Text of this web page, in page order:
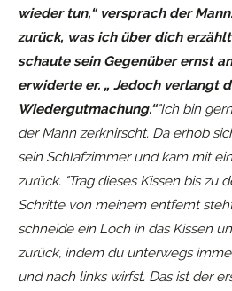
wieder tun,“ versprach der
zurück, was ich über dich
schaute sein Gegenüber ernst
erwiderte er. „ Jedoch verlangt
Wiedergutmachung.“"Ich bin
der Mann zerknirscht. Da erhob
sein Schlafzimmer und kam mit
zurück. "Trag dieses Kissen bis zu
Schritte von meinem entfernt
schneide ein Loch in das Kissen
zurück, indem du unterwegs
und nach links wirfst. Das ist der